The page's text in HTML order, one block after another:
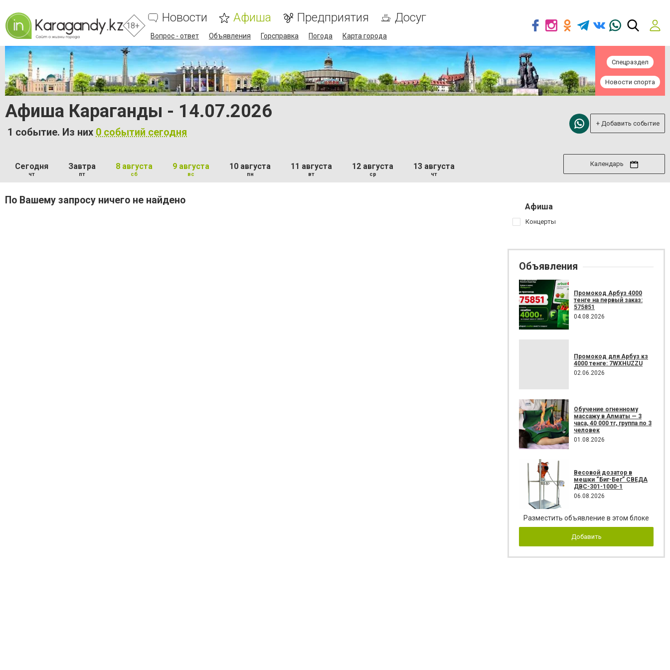
18+
Новости Афиша Предприятия Досуг
Вопрос - ответ Объявления Горсправка Погода Карта города
Спецраздел
Новости спорта
Афиша Караганды - 14.07.2026
1 событие. Из них 0 событий сегодня
+ Добавить событие
Сегодня
чт
Завтра
пт
8 августа
сб
9 августа
вс
10 августа
пн
11 августа
вт
12 августа
ср
13 августа
чт
Календарь
По Вашему запросу ничего не найдено
Афиша
Концерты
Объявления
Промокод Арбуз 4000
тенге на первый заказ:
575851
04.08.2026
Промокод для Арбуз кз
4000 тенге: 7WXHUZZU
02.06.2026
Обучение огненному
массажу в Алматы — 3
часа, 40 000 тг, группа по 3
человек
01.08.2026
Весовой дозатор в
мешки “Биг-Бег” СВЕДА
ДВС-301-1000-1
06.08.2026
Разместить объявление в этом блоке
Добавить